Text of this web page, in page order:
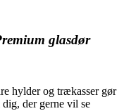
glasdør
hylder og trækasser gør
der gerne vil se